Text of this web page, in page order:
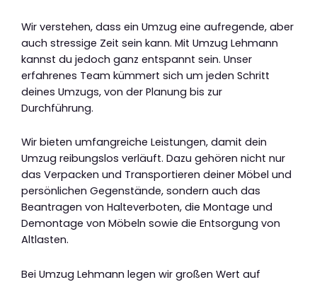
Wir verstehen, dass ein Umzug eine aufregende, aber
auch stressige Zeit sein kann. Mit Umzug Lehmann
kannst du jedoch ganz entspannt sein. Unser
erfahrenes Team kümmert sich um jeden Schritt
deines Umzugs, von der Planung bis zur
Durchführung.
Wir bieten umfangreiche Leistungen, damit dein
Umzug reibungslos verläuft. Dazu gehören nicht nur
das Verpacken und Transportieren deiner Möbel und
persönlichen Gegenstände, sondern auch das
Beantragen von Halteverboten, die Montage und
Demontage von Möbeln sowie die Entsorgung von
Altlasten.
Bei Umzug Lehmann legen wir großen Wert auf